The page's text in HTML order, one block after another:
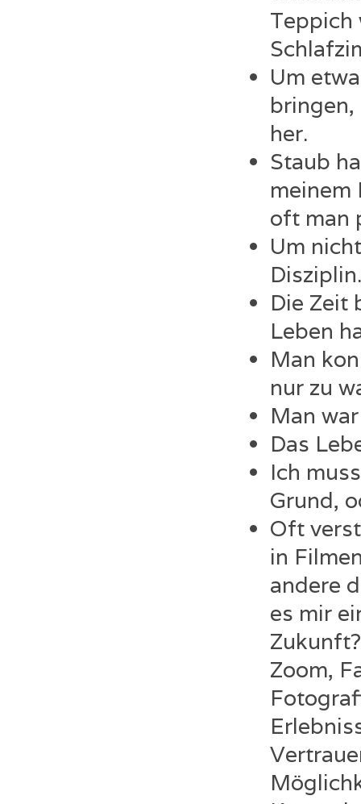
Teppich
Um
her.
Staub
meinem
oft man
Um
Die Zeit
Leben
Man
nur zu
Man
Das
Ich
Grund,
Oft
in
andere
es mir
Zoom,